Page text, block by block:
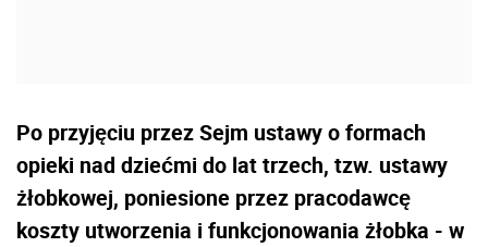
Po przyjęciu przez Sejm ustawy o formach
opieki nad dziećmi do lat trzech, tzw. ustawy
żłobkowej, poniesione przez pracodawcę
koszty utworzenia i funkcjonowania żłobka - w